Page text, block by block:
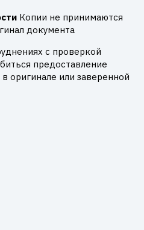
Копии не принимаются
документа
с проверкой
предоставление
оригинале или заверенной